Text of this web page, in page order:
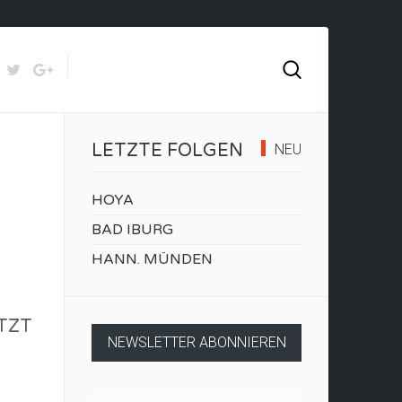
NEU
LETZTE FOLGEN
HOYA
BAD IBURG
HANN. MÜNDEN
NEWSLETTER ABONNIEREN